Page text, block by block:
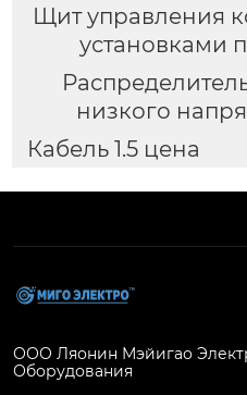
Щит управления
установками
низкого
Кабель 1.5 цена
ООО Ляонин Мэйигао
Оборудования